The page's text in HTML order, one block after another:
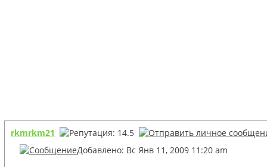
rkmrkm21
Добавлено: Вс Янв 11, 2009 11:20 am